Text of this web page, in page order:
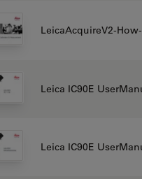
LeicaAcquireV2-
Leica IC90E
Leica IC90E